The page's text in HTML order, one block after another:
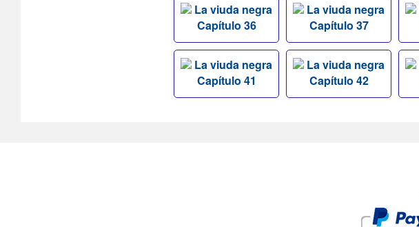
La viuda negra
Capítulo 36
La viuda negra
Capítulo 37
La viuda negra
Capítulo 41
La viuda negra
Capítulo 42